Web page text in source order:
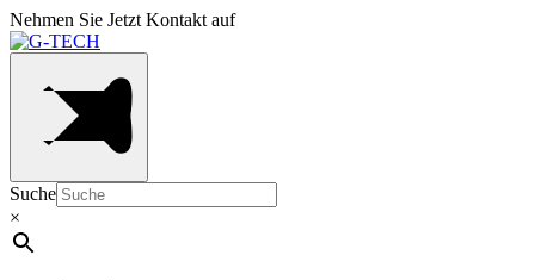
Nehmen Sie Jetzt Kontakt auf
Suche
×